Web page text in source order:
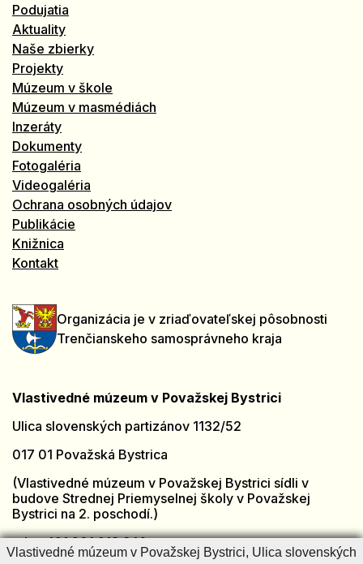
Podujatia
Aktuality
Naše zbierky
Projekty
Múzeum v škole
Múzeum v masmédiách
Inzeráty
Dokumenty
Fotogaléria
Videogaléria
Ochrana osobných údajov
Publikácie
Knižnica
Kontakt
Organizácia je v zriaďovateľskej pôsobnosti
Trenčianskeho samosprávneho kraja
Vlastivedné múzeum v Považskej Bystrici
Ulica slovenských partizánov 1132/52
017 01 Považská Bystrica
(Vlastivedné múzeum v Považskej Bystrici sídli v
budove Strednej Priemyselnej školy v Považskej
Bystrici na 2. poschodí.)
tel.: +421 901 918 846
e-mail:muzeumpb@muzeumpb.sk
Vlastivedné múzeum v Považskej Bystrici, Ulica slovenských